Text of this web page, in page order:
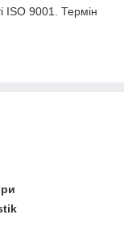
ISO 9001. Термін